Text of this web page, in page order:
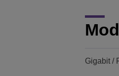
Gigabit /